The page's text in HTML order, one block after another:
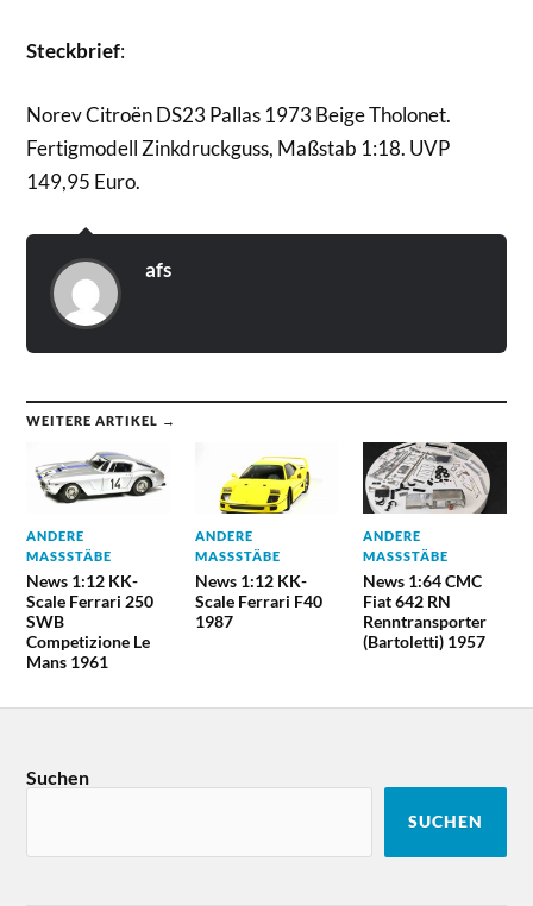
Steckbrief:
Norev Citroën DS23 Pallas 1973 Beige Tholonet.
Fertigmodell Zinkdruckguss, Maßstab 1:18. UVP
149,95 Euro.
afs
WEITERE ARTIKEL →
ANDERE
MASSSTÄBE
News 1:12 KK-
Scale Ferrari 250
SWB
Competizione Le
Mans 1961
ANDERE
MASSSTÄBE
News 1:12 KK-
Scale Ferrari F40
1987
ANDERE
MASSSTÄBE
News 1:64 CMC
Fiat 642 RN
Renntransporter
(Bartoletti) 1957
Suchen
SUCHEN